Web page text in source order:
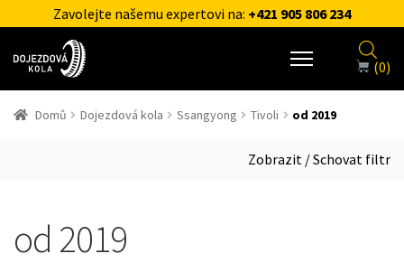
Zavolejte našemu expertovi na: +421 905 806 234
(0)
Domů Dojezdová kola Ssangyong Tivoli od 2019
Zobrazit / Schovat filtr
od 2019